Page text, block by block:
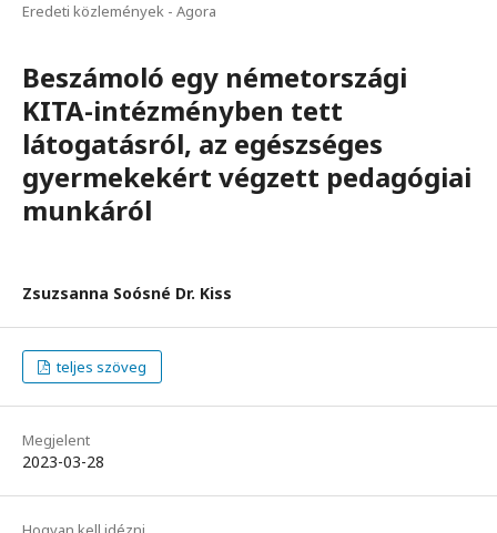
Eredeti közlemények - Agora
Beszámoló egy németországi
KITA-intézményben tett
látogatásról, az egészséges
gyermekekért végzett pedagógiai
munkáról
Zsuzsanna Soósné Dr. Kiss
teljes szöveg
Megjelent
2023-03-28